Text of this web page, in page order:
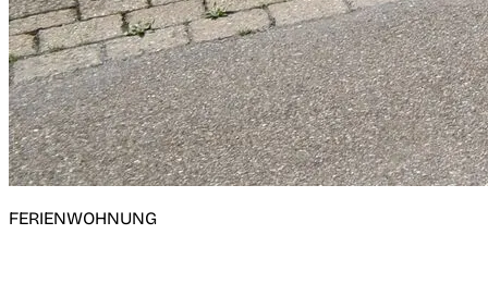
FERIENWOHNUNG